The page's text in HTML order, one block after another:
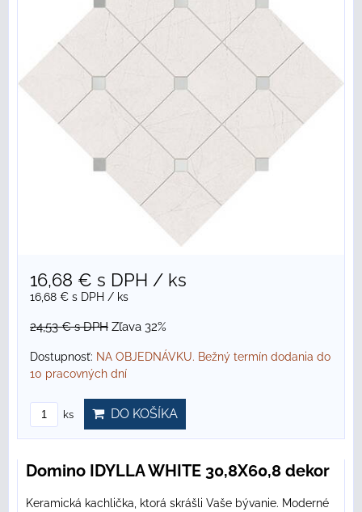
16,68 € s DPH / ks
16,68 € s DPH / ks
24,53 €s DPH Zľava 32%
Dostupnosť: NA OBJEDNÁVKU. Bežný termín dodania do
10 pracovných dní
ks DO KOŠÍKA
Domino IDYLLA WHITE 30,8X60,8 dekor
Keramická kachlička, ktorá skrášli Vaše bývanie. Moderné